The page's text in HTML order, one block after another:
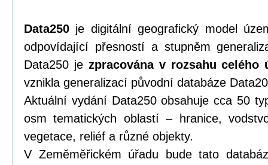
Data250 je digitální geografický model
odpovídající přesností a stupněm
Data250 je zpracována v rozsahu celého
vznikla generalizací původní databáze
Aktuální vydání Data250 obsahuje cca 50
osm tematických oblastí – hranice,
vegetace, reliéf a různé objekty.
V Zeměměřickém úřadu bude tato